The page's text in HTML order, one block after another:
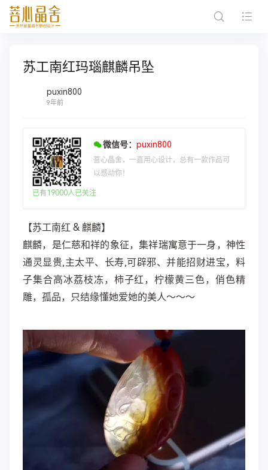
苏工南红玛瑙麒麟吊坠
puxin800
9年前
微信号： puxin800
菩心晶舍，一直用心设计，总有一款作品可
以感动你！
已有19000人已关注
【苏工南红 & 麒麟】
麒麟，是仁慈和祥的象征，集祥瑞寓意于一身，神性
通灵显贵,主太平、长寿,可辟邪、并能招财进宝，料
子集合高冰荔枝冻，柿子红，柠檬黄三色，俏色精
雕，孤品，只结缘懂她爱她的美人～～～